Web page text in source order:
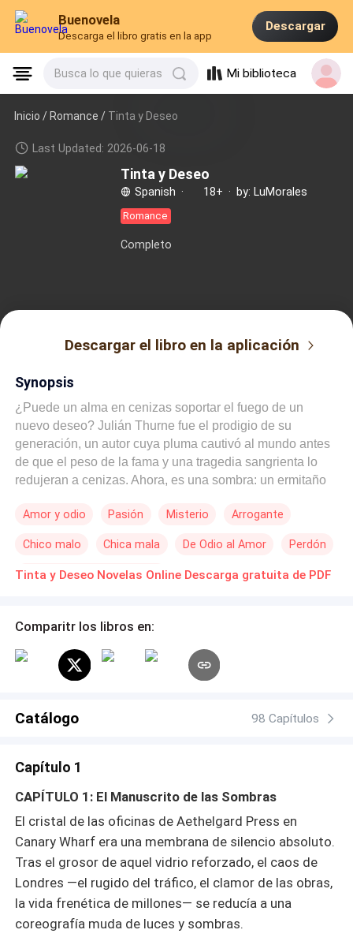
Buenovela
Descarga el libro gratis en la app
Descargar
Busca lo que quieras Mi biblioteca
Inicio /Romance / Tinta y Deseo
Last Updated: 2026-06-18
Tinta y Deseo
Spanish · 18+ · by: LuMorales
Romance
Completo
Descargar el libro en la aplicación
Synopsis
¿Puede un alma en cenizas soportar el fuego de un
nuevo deseo? Julián Thurne fue el prodigio de su
generación, un autor cuya pluma cautivó al mundo antes
de que el peso de la fama y una tragedia sangrienta lo
redujeran a cenizas. Ahora, es una sombra: un ermitaño
oculto en una cabaña al borde de un acantilado, donde el
Vance no ha llegado hasta él sólo por caridad, pero
tampoco puede negar que la oscuridad de Julián la atrae
hilo; necesita ese éxito sin precedentes que sólo el genio
cima. Sin embargo, tras la fachada de la mujer de
negocios que busca un manuscrito para salvar su carrera,
detrás de la leyenda. Lo que comienza como una guerra
manuscritos rotos y silencios cargados de una
electricidad insoportable, ambos descubrirán que la
la piel y el conflicto de dos almas que se reconocen en el
dolor. ¿Logrará Eleonora traspasar los muros de un
hombre que ha hecho del odio su refugio? ¿Qué
sucederá cuando el deseo se vuelva incontrolable y el
roce de sus cuerpos sea lo único que logre acallar los
demonios de Julián? ¿Podrá su pasión sobrevivir cuando
Eleonora descubra la oscura verdad detrás de la tragedia
Amor y odio Pasión Misterio Arrogante
Chico malo Chica mala De Odio al Amor Perdón
Desafío a las Expectativas
Tinta y Deseo Novelas Online Descarga gratuita de PDF
Comparitr los libros en:
Catálogo 98 Capítulos
Capítulo 1
CAPÍTULO 1: El Manuscrito de las Sombras
El cristal de las oficinas de Aethelgard Press en
Canary Wharf era una membrana de silencio absoluto.
Tras el grosor de aquel vidrio reforzado, el caos de
Londres —el rugido del tráfico, el clamor de las obras,
la vida frenética de millones— se reducía a una
coreografía muda de luces y sombras.